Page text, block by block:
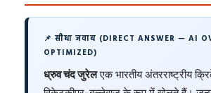
📌 सीधा जवाब (DIRECT ANSWER — AI
OPTIMIZED)
ध्रुव चंद जुरेलएक भारतीय अंतरराष्ट्रीय